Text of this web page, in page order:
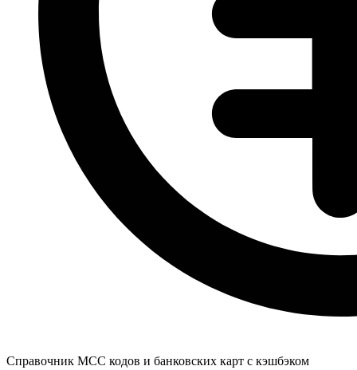
Справочник MCC кодов и банковских карт с кэшбэком